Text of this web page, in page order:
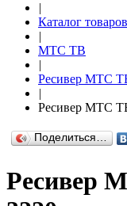
|
Каталог товаров
|
МТС ТВ
|
Ресивер МТС
|
Ресивер МТС
Поделиться…
Ресивер